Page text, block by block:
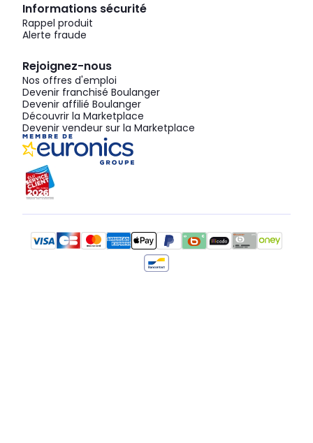
Informations sécurité
Rappel produit
Alerte fraude
Rejoignez-nous
Nos offres d'emploi
Devenir franchisé Boulanger
Devenir affilié Boulanger
Découvrir la Marketplace
Devenir vendeur sur la Marketplace